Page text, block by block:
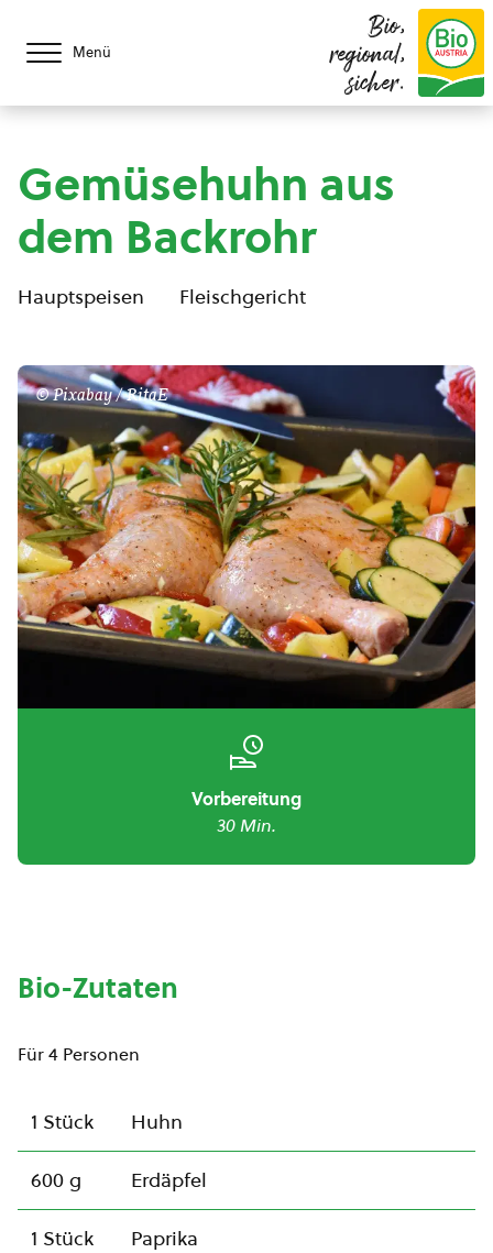
Menü
Bio,
regional,
sicher.
Gemüsehuhn aus
dem Backrohr
Hauptspeisen Fleischgericht
© Pixabay / RitaE
Vorbereitung
30 Min.
Bio-Zutaten
Für 4 Personen
1 Stück Huhn
600 g Erdäpfel
1 Stück Paprika